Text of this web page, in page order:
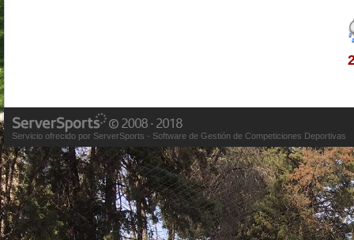
Servicio ofrecido por ServerSports - Software de Gestión de Competiciones Deportivas